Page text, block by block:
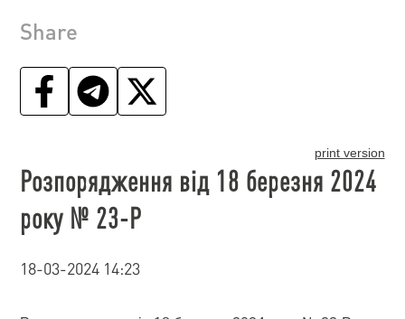
Share
print version
Розпорядження від 18 березня 2024
року № 23-Р
18-03-2024 14:23